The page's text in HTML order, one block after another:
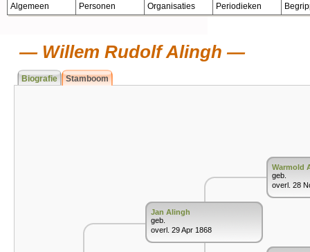
Algemeen Personen Organisaties Periodieken
Willem Rudolf Alingh
Biografie Stamboom
Jan Alingh
geb.
overl. 29 Apr 1868
Warmold
geb.
overl. 28